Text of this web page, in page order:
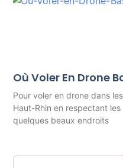
Où Voler En Drone
Pour voler en drone dans
Haut-Rhin en respectant
quelques beaux endroits